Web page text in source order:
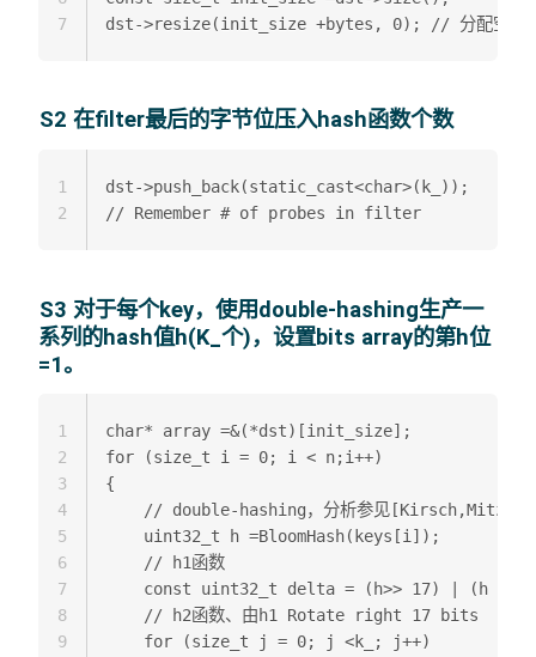
7
S2 在filter最后的字节位压入hash函数个数
dst->push_back(static_cast<char>(k_));
1
2
S3 对于每个key，使用double-hashing生产一
系列的hash值h(K_个)，设置bits array的第h位
=1。
char* array =&(*dst)[init_size];
for (size_t i = 0; i < n;i++)
{
// double-hashing，分析参见
    uint32_t h =BloomHash(keys[i]);
    // h1函数
const uint32_t delta = (h>> 17) | (h <<
    // h2函数、由h1 Rotate right 17 bits
    for (size_t j = 0; j <k_; j++)
1
2
3
4
5
6
7
8
9